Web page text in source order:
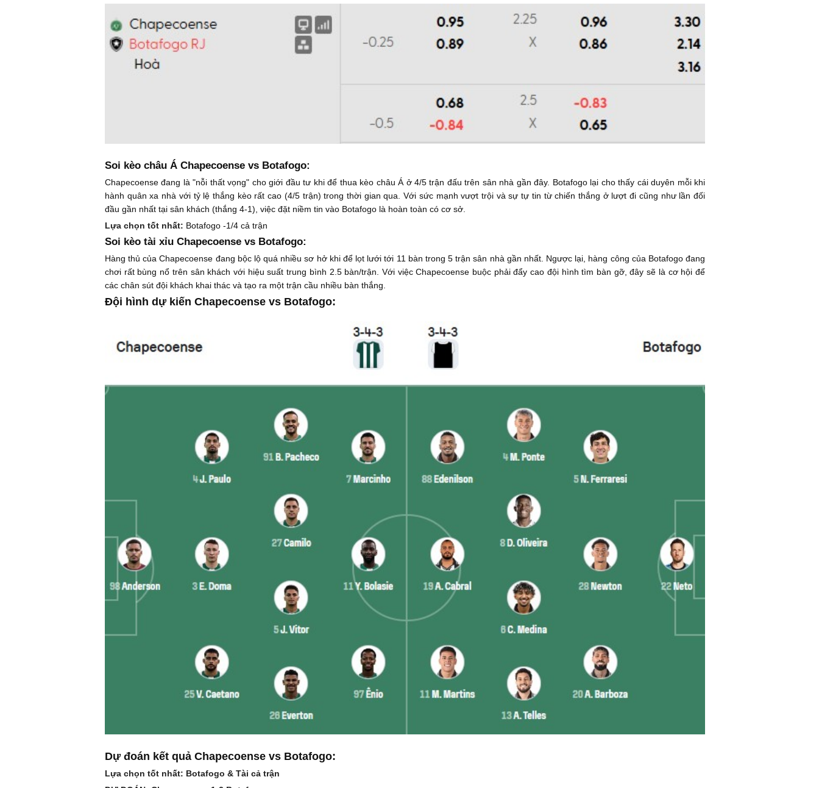
Soi kèo châu Á Chapecoense vs Botafogo:
Chapecoense đang là "nỗi thất vọng" cho giới đầu tư khi để thua kèo châu Á ở 4/5 trận đấu trên sân nhà gần đây. Botafogo lại cho thấy cái duyên mỗi khi
hành quân xa nhà với tỷ lệ thắng kèo rất cao (4/5 trận) trong thời gian qua. Với sức mạnh vượt trội và sự tự tin từ chiến thắng ở lượt đi cũng như lần đối
đầu gần nhất tại sân khách (thắng 4-1), việc đặt niềm tin vào Botafogo là hoàn toàn có cơ sở.
Lựa chọn tốt nhất: Botafogo -1/4 cả trận
Soi kèo tài xỉu Chapecoense vs Botafogo:
Hàng thủ của Chapecoense đang bộc lộ quá nhiều sơ hở khi để lọt lưới tới 11 bàn trong 5 trận sân nhà gần nhất. Ngược lại, hàng công của Botafogo đang
chơi rất bùng nổ trên sân khách với hiệu suất trung bình 2.5 bàn/trận. Với việc Chapecoense buộc phải đẩy cao đội hình tìm bàn gỡ, đây sẽ là cơ hội để
các chân sút đội khách khai thác và tạo ra một trận cầu nhiều bàn thắng.
Đội hình dự kiến Chapecoense vs Botafogo:
Dự đoán kết quả Chapecoense vs Botafogo:
Lựa chọn tốt nhất: Botafogo & Tài cả trận